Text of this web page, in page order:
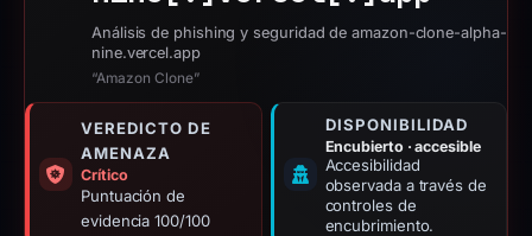
Análisis de phishing y seguridad de amazon-clone-alpha-
nine.vercel.app
“Amazon Clone”
VEREDICTO DE
AMENAZA
Crítico
Puntuación de
evidencia 100/100
DISPONIBILIDAD
Encubierto · accesible
Accesibilidad
observada a través de
controles de
encubrimiento.